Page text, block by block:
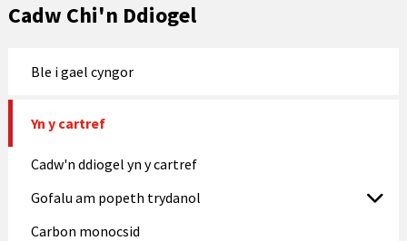
Cadw Chi'n Ddiogel
Ble i gael cyngor
Yn y cartref
Cadw'n ddiogel yn y cartref
Gofalu am popeth trydanol
Carbon monocsid